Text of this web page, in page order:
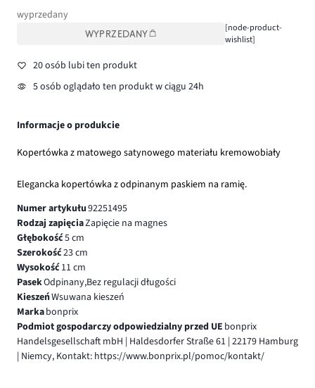
wyprzedany
WYPRZEDANY
[node-product-
wishlist]
20 osób lubi ten produkt
5 osób oglądało ten produkt w ciągu 24h
Informacje o produkcie
Kopertówka z matowego satynowego materiału kremowobiały
Elegancka kopertówka z odpinanym paskiem na ramię.
Numer artykułu92251495
Rodzaj zapięciaZapięcie na magnes
Głębokość5 cm
Szerokość23 cm
Wysokość11 cm
PasekOdpinany,Bez regulacji długości
KieszeńWsuwana kieszeń
Markabonprix
Podmiot gospodarczy odpowiedzialny przed UE bonprix
Handelsgesellschaft mbH | Haldesdorfer Straße 61 | 22179 Hamburg
| Niemcy, Kontakt: https://www.bonprix.pl/pomoc/kontakt/